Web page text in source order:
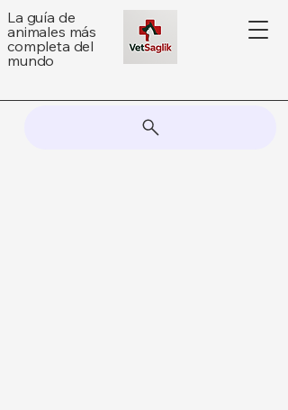
La guía de
animales más
completa del
mundo